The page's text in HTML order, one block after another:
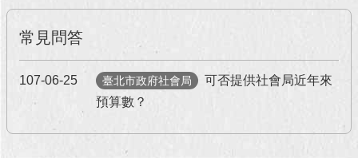
常見問答
107-06-25 臺北市政府社會局
可否提供社會局近年來
預算數？